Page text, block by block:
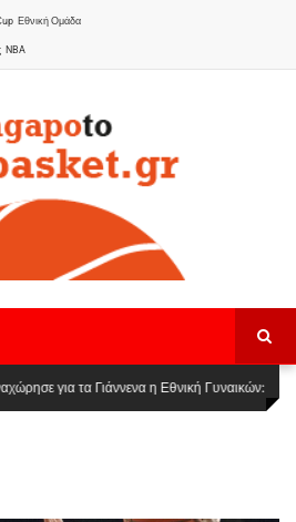
Εθνική Ομάδα
NBA
Καβάλας στην Women Basketball
1
για τα Γιάννενα η Εθνική Γυναικών: